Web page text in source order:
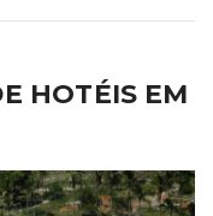
HOTÉIS EM